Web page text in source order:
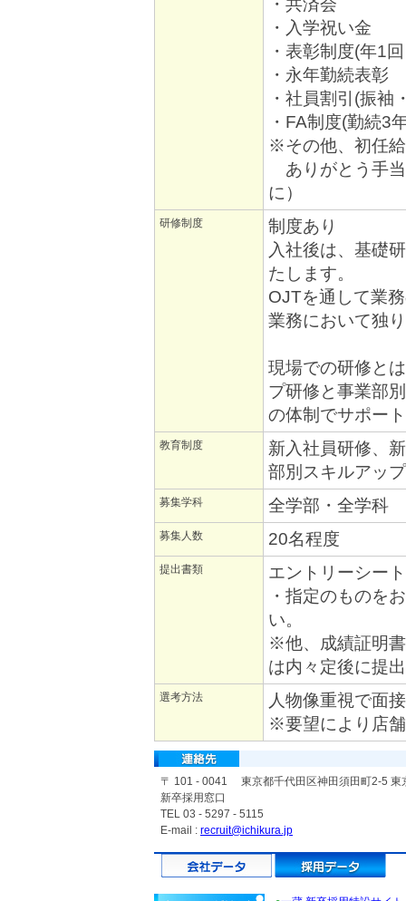
・共済会
・入学祝い金
・表彰制度(年1
・永年勤続表彰
・社員割引(振袖
・FA制度(勤続3
※その他、初任
ありがとう手
に）
研修制度
制度あり
入社後は、基礎
たします。
OJTを通して業
業務において独
現場での研修と
プ研修と事業部
の体制でサポー
教育制度
新入社員研修、
部別スキルアッ
募集学科 全学部・全学科
募集人数 20名程度
提出書類
エントリーシー
・指定のものを
い。
※他、成績証明
は内々定後に
選考方法
人物像重視で面
※要望により店
〒 101 - 0041 東京都千代田区神田須田町2-5 東
新卒採用窓口
TEL 03 - 5297 - 5115
E-mail : recruit@ichikura.jp